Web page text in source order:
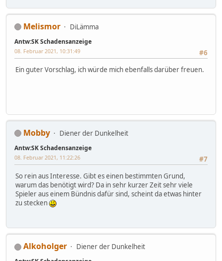
Melismor DiLämma
Antw:SK Schadensanzeige
#6
08. Februar 2021, 10:31:49
Ein guter Vorschlag, ich würde mich ebenfalls darüber freuen.
Mobby Diener der Dunkelheit
Antw:SK Schadensanzeige
#7
08. Februar 2021, 11:22:26
So rein aus Interesse. Gibt es einen bestimmten Grund,
warum das benötigt wird? Da in sehr kurzer Zeit sehr viele
Spieler aus einem Bündnis dafür sind, scheint da etwas hinter
zu stecken
Alkoholger Diener der Dunkelheit